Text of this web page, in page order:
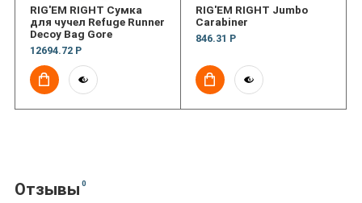
RIG'EM RIGHT Сумка
для чучел Refuge Runner
Decoy Bag Gore
12694.72 Р
RIG'EM RIGHT Jumbo
Carabiner
846.31 Р
Отзывы 0